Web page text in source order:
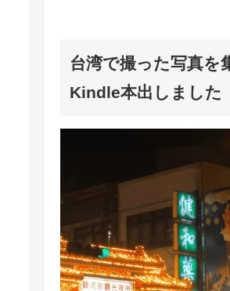
台湾で撮った写真を
Kindle本出しました